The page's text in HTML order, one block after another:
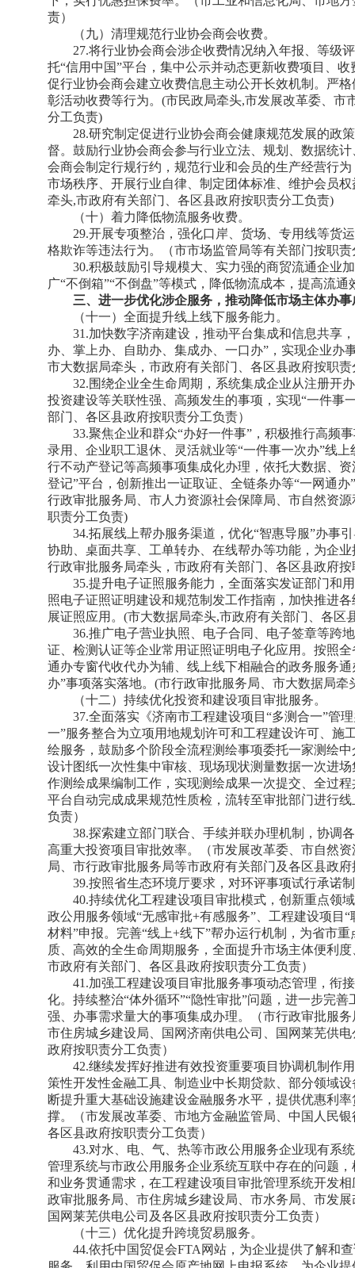
责）
（九）清理规范行业协会商会收费。
27.将行业协会商会涉企收费情况纳入年报、等级
托“信用中国”平台，集中公示并动态更新收费项目、
促行业协会商会建立收费信息主动公开长效机制。严
彰活动收费等行为。(市民政局牵头,市发展改革委、
分工负责)
28.研究制定促进行业协会商会健康规范发展的政
督。鼓励行业协会商会参与行业立法、规划、数据统
会商会制定行规行约，规范行业和会员的生产经营行
市场秩序、开展行业自律、制定团体标准、维护会员
牵头,市政府有关部门、各区县政府按职责分工负责)
（十）着力降低物流服务收费。
29.开展专项整治，强化口岸、货场、专用线等货
格欺诈等违法行为。（市市场监管局等有关部门按职
30.积极鼓励引导规模大、实力强的商贸流通企业
广“不倒箱”“不倒盘”等模式，降低物流成本，提高流
三、进一步优化涉企服务，推动降低市场主体办事
（十一）全面提升线上线下服务能力。
31.加快数字济南建设，推动平台集成和信息共享
办、掌上办、自助办、集成办、一口办”，实现企业办
市大数据局牵头，市政府有关部门、各区县政府按职
32.围绕企业全生命周期，系统集成企业从注册开
投资建设等关联性强、高频发生的事项，实现“一件事
部门、各区县政府按职责分工负责）
33.聚焦企业和群众“办好一件事”，积极推行高频
录用、企业职工退休、灵活就业等“一件事一次办”线
行不动产登记等高频事项集成化办理，依托大数据、
登记”平台，创新推出一证取证、全链条办等“一网通
行政审批服务局、市人力资源社会保障局、市自然资
职责分工负责)
34.拓展线上帮办服务渠道，优化“智惠导服”办事
协助、桌面共享、工单转办、在线帮办等功能，为企
行政审批服务局牵头，市政府有关部门、各区县政府
35.提升电子证照服务能力，全面落实发证部门和
照电子证照证明建设和规范制发工作指南，加快推进
展证照应用。(市大数据局牵头,市政府有关部门、各区
36.推广电子营业执照、电子合同、电子签章等跨
证、检测认证等企业常用证照证明电子化应用。按照
通办专窗代收代办为辅、线上线下相融合的政务服务
办”事项落实落地。(市行政审批服务局、市大数据局
（十二）持续优化投资和建设项目审批服务。
37.全面落实《济南市工程建设项目“多测合一”管
一”服务整合为立项用地规划许可和工程建设许可、施
绘服务，鼓励多个阶段全流程测绘事项委托一家测绘
设计图纸一次性集中审核、现场现状测量数据一次进
作测绘成果编制工作，实现测绘成果一次提交、全过
平台自动完成成果规范性质检，流转至审批部门进行
负责）
38.探索建立部门联合、手续并联办理机制，协调
高重大投资项目审批效率。（市发展改革委、市自然
局、市行政审批服务局等市政府有关部门及各区县政
39.按照省生态环境厅要求，对环评事项试行承诺
40.持续优化工程建设项目审批模式，创新重点领
政公用服务领域“无感审批+有感服务”、工程建设项目
材料”申报。完善“线上+线下”帮办运行机制，为省市
质、高效的全生命周期服务，全面提升市场主体便利
市政府有关部门、各区县政府按职责分工负责）
41.加强工程建设项目审批服务事项动态管理，衔
化。持续整治“体外循环”“隐性审批”问题，进一步完
强、办事需求量大的事项集成办理。（市行政审批服
市住房城乡建设局、国网济南供电公司、国网莱芜供
政府按职责分工负责）
42.继续发挥好推进有效投资重要项目协调机制作
策性开发性金融工具、制造业中长期贷款、部分领域
断提升重大基础设施建设金融服务水平，提供优惠利
撑。（市发展改革委、市地方金融监管局、中国人民
各区县政府按职责分工负责）
43.对水、电、气、热等市政公用服务企业现有系
管理系统与市政公用服务企业系统互联中存在的问题
和业务贯通需求，在工程建设项目审批管理系统开发
政审批服务局、市住房城乡建设局、市水务局、市发
国网莱芜供电公司及各区县政府按职责分工负责）
（十三）优化提升跨境贸易服务。
44.依托中国贸促会FTA网站，为企业提供了解和